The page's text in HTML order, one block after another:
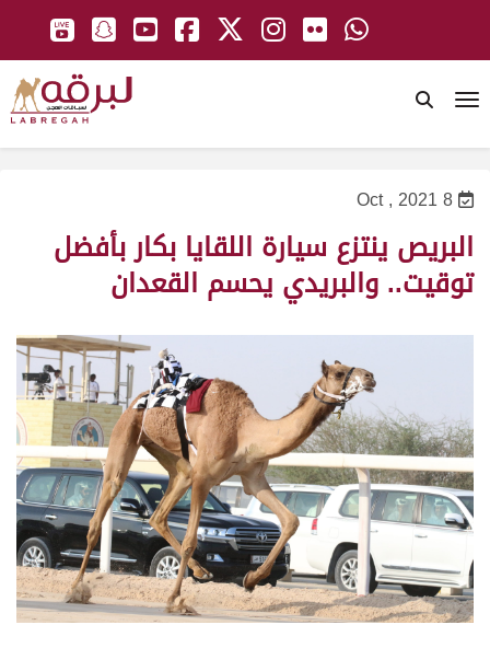
8 Oct , 2021
البريص ينتزع سيارة اللقايا بكار بأفضل
توقيت.. والبريدي يحسم القعدان